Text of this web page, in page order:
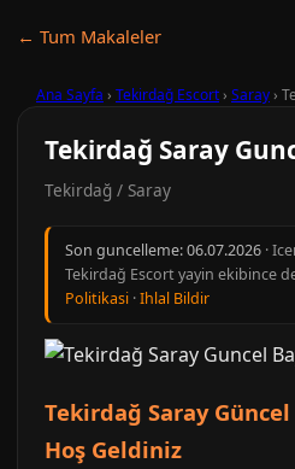
← Tum Makaleler
Ana Sayfa › Tekirdağ Escort› Saray›
Tekirdağ Saray
Tekirdağ / Saray
Son guncelleme:06.07.2026 ·
Tekirdağ Escort yayin ekibince
Politikasi ·Ihlal Bildir
Tekirdağ Saray
Hoş Geldiniz